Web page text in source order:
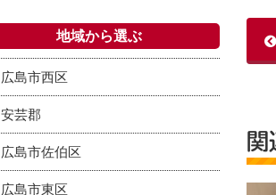
関
地域から選ぶ
広島市西区
安芸郡
広島市佐伯区
広島市東区